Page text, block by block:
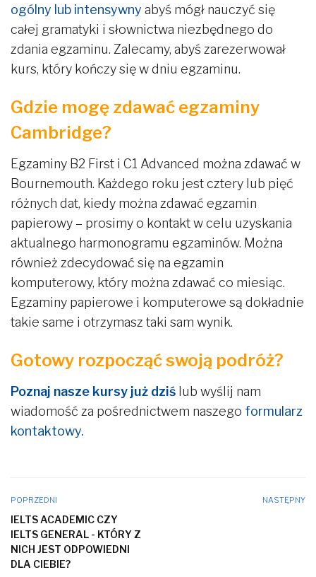
ogólny lub intensywny abyś mógł nauczyć się
całej gramatyki i słownictwa niezbędnego do
zdania egzaminu. Zalecamy, abyś zarezerwował
kurs, który kończy się w dniu egzaminu.
Gdzie mogę zdawać egzaminy
Cambridge?
Egzaminy B2 First i C1 Advanced można zdawać w
Bournemouth. Każdego roku jest cztery lub pięć
różnych dat, kiedy można zdawać egzamin
papierowy – prosimy o kontakt w celu uzyskania
aktualnego harmonogramu egzaminów. Można
również zdecydować się na egzamin
komputerowy, który można zdawać co miesiąc.
Egzaminy papierowe i komputerowe są dokładnie
takie same i otrzymasz taki sam wynik.
Gotowy rozpocząć swoją podróż?
Poznaj nasze kursy już dziś lub wyślij nam
wiadomość za pośrednictwem naszego formularz
kontaktowy.
POPRZEDNI
IELTS ACADEMIC CZY
IELTS GENERAL - KTÓRY Z
NICH JEST ODPOWIEDNI
DLA CIEBIE?
NASTĘPNY